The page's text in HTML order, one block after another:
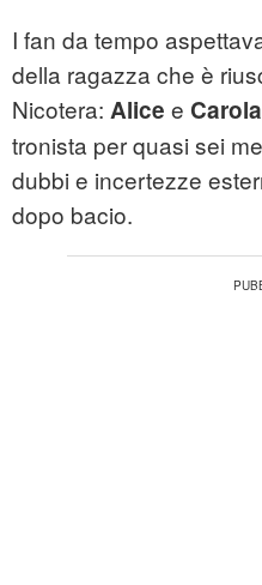
I fan da tempo
della ragazza che è
Nicotera: Alice e Carola
tronista per quasi sei
dubbi e incertezze
dopo bacio.